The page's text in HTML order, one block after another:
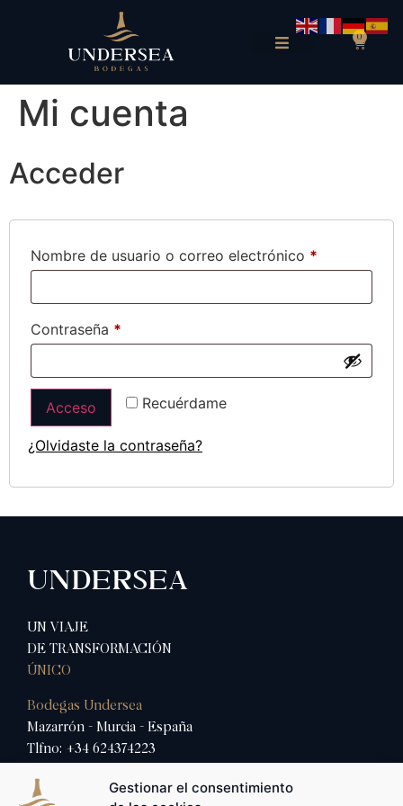
Gestionar el consentimiento
0
Mi cuenta
Acceder
Nombre de usuario o correo electrónico *
Contraseña *
Recuérdame
Acceso
¿Olvidaste la contraseña?
UNDERSEA
UN VIAJE
DE TRANSFORMACIÓN
ÚNICO
Bodegas Undersea
Mazarrón - Murcia - España
Tlfno: ‎+34 624374223